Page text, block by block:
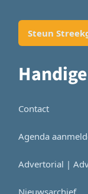
Steun
Contact
Agenda
Advertorial |
Nieuwsarchief